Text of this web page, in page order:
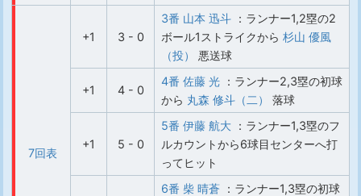
7回表
+1 3 - 0
3番 山本 迅斗 ：ランナー1,2塁の2
ボール1ストライクから 杉山 優風
（投）
悪送球
+1 4 - 0
4番 佐藤 光 ：ランナー2,3塁の初球
から 丸森 修斗（二） 落球
+1 5 - 0
5番 伊藤 航大 ：ランナー1,3塁のフ
ルカウントから6球目センターへ打
ってヒット
6番 柴 晴蒼 ：ランナー1,3塁の初球